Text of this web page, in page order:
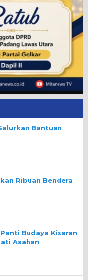
Bantuan
Ribuan Bendera
Budaya Kisaran
Asahan